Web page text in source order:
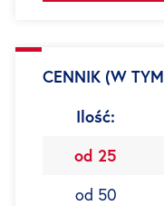
CENNIK (W
Ilość:
od 25
od 50